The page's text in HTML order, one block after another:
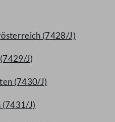
(7428/J)
J)
(7430/J)
(7431/J)